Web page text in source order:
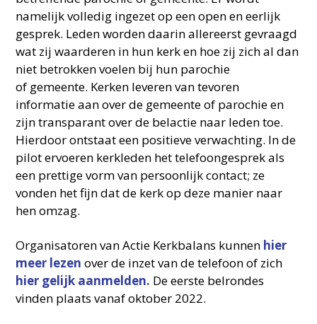
namelijk volledig ingezet op een open en eerlijk
gesprek. Leden worden daarin allereerst gevraagd
wat zij waarderen in hun kerk en hoe zij zich al dan
niet betrokken voelen bij hun parochie
of gemeente. Kerken leveren van tevoren
informatie aan over de gemeente of parochie en
zijn transparant over de belactie naar leden toe.
Hierdoor ontstaat een positieve verwachting. In de
pilot ervoeren kerkleden het telefoongesprek als
een prettige vorm van persoonlijk contact; ze
vonden het fijn dat de kerk op deze manier naar
hen omzag.
Organisatoren van Actie Kerkbalans kunnen hier
meer lezen over de inzet van de telefoon of zich
hier gelijk aanmelden. De eerste belrondes
vinden plaats vanaf oktober 2022.